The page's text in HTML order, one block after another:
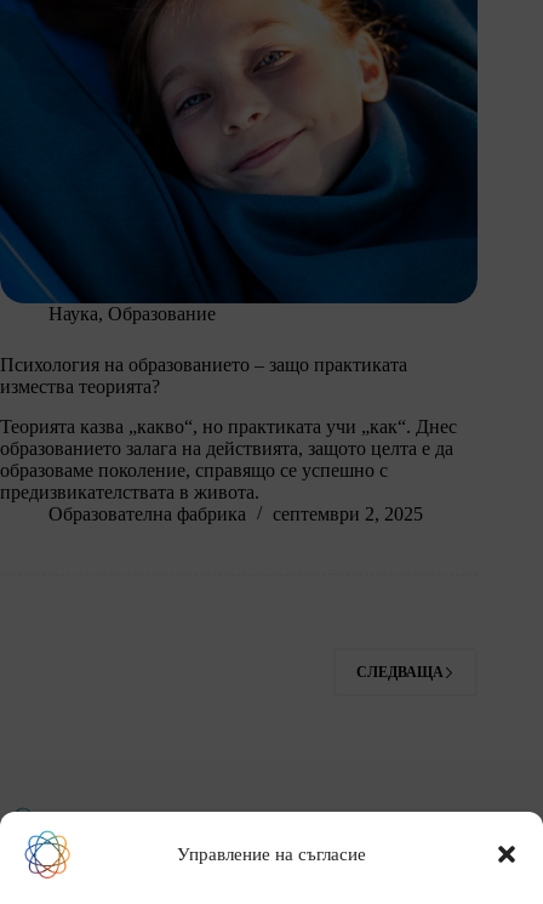
Управление на съгласие
Наука, Образование
Психология на образованието – защо практиката
измества теорията?
Теорията казва „какво“, но практиката учи „как“. Днес
образованието залага на действията, защото целта е да
образоваме поколение, справящо се успешно с
предизвикателствата в живота.
Образователна фабрика
септември 2, 2025
СЛЕДВАЩА